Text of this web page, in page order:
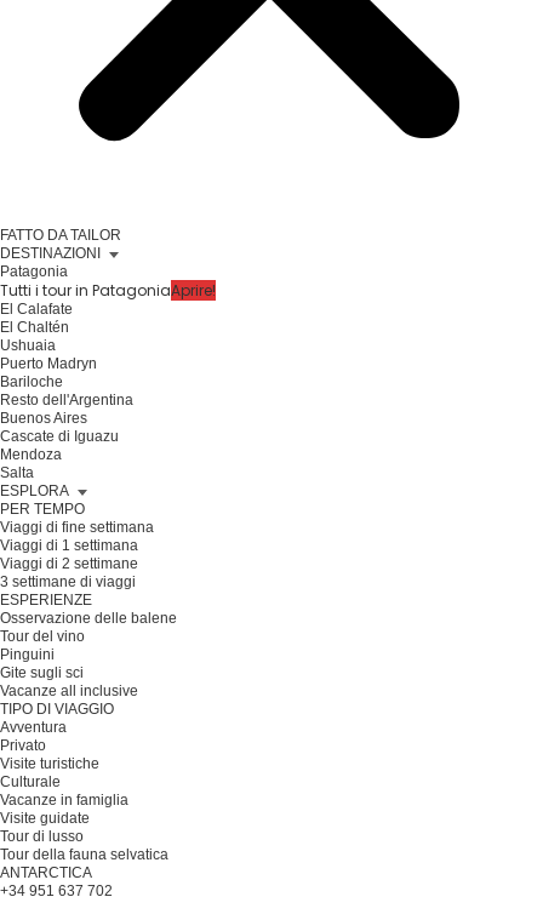
FATTO DA TAILOR
DESTINAZIONI
Patagonia
Tutti i tour in PatagoniaAprire!
El Calafate
El Chaltén
Ushuaia
Puerto Madryn
Bariloche
Resto dell'Argentina
Buenos Aires
Cascate di Iguazu
Mendoza
Salta
ESPLORA
PER TEMPO
Viaggi di fine settimana
Viaggi di 1 settimana
Viaggi di 2 settimane
3 settimane di viaggi
ESPERIENZE
Osservazione delle balene
Tour del vino
Pinguini
Gite sugli sci
Vacanze all inclusive
TIPO DI VIAGGIO
Avventura
Privato
Visite turistiche
Culturale
Vacanze in famiglia
Visite guidate
Tour di lusso
Tour della fauna selvatica
ANTARCTICA
+34 951 637 702